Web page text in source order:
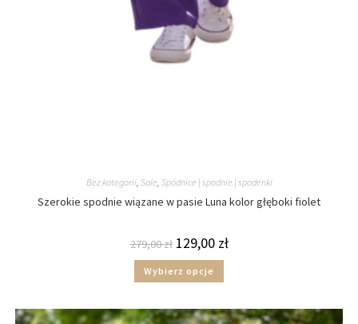
Bez kategorii, Sale, Spódnice | spodnie | spodenki
Szerokie spodnie wiązane w pasie Luna kolor głęboki fiolet
279,00zł 129,00 zł
Wybierz opcje